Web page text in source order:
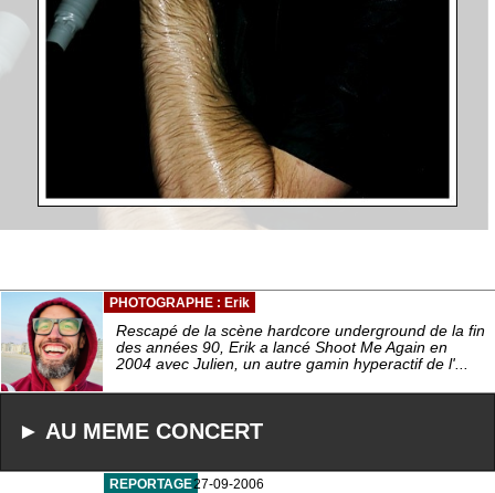
PHOTOGRAPHE : Erik
Rescapé de la scène hardcore underground de la fin
des années 90, Erik a lancé Shoot Me Again en
2004 avec Julien, un autre gamin hyperactif de l'...
► AU MEME CONCERT
REPORTAGE27-09-2006